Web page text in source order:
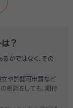
？
かではなく、その
立や許認可申請など
相談をしても、期待